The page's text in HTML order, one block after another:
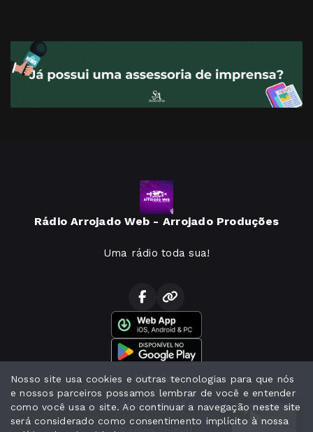
Rádio Arrojado Web - Arrojado Produções
Uma rádio toda sua!
Notícias
Programação
Nosso site usa cookies e outras tecnologias para que nós
e nossos parceiros possamos lembrar de você e entender
como você usa o site. Ao continuar a navegação neste site
será considerado como consentimento implícito à nossa